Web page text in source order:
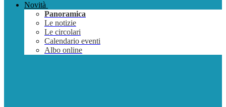
Novità
Panoramica
Le notizie
Le circolari
Calendario eventi
Albo online